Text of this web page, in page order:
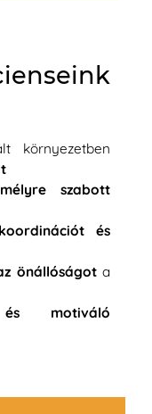
környezetben
szabott
és
önállóságota
motiváló